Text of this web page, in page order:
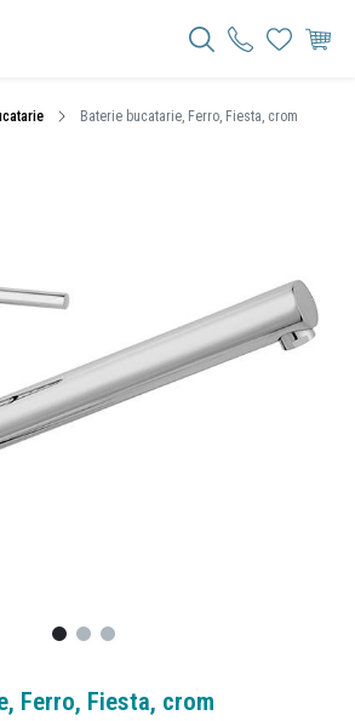
Baterie bucatarie, Ferro, Fiesta, crom
Ferro, Fiesta, crom